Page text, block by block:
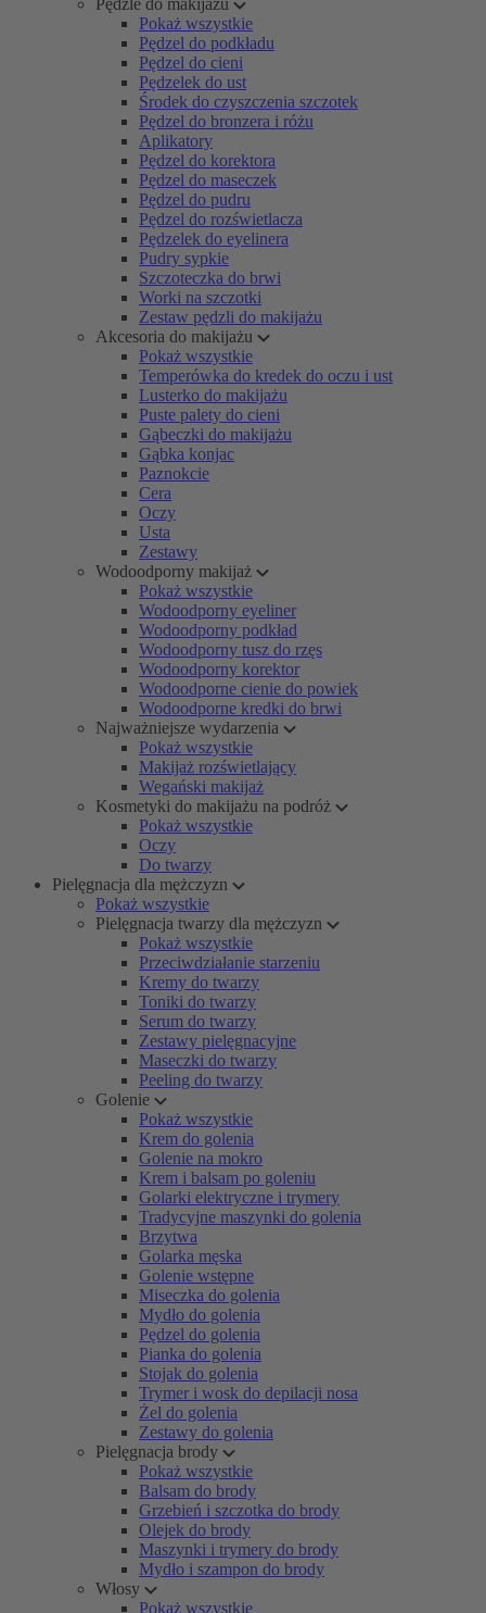
Pędzle do makijażu
Pokaż wszystkie
Pędzel do podkładu
Pędzel do cieni
Pędzelek do ust
Środek do czyszczenia szczotek
Pędzel do bronzera i różu
Aplikatory
Pędzel do korektora
Pędzel do maseczek
Pędzel do pudru
Pędzel do rozświetlacza
Pędzelek do eyelinera
Pudry sypkie
Szczoteczka do brwi
Worki na szczotki
Zestaw pędzli do makijażu
Akcesoria do makijażu
Pokaż wszystkie
Temperówka do kredek do oczu i ust
Lusterko do makijażu
Puste palety do cieni
Gąbeczki do makijażu
Gąbka konjac
Paznokcie
Cera
Oczy
Usta
Zestawy
Wodoodporny makijaż
Pokaż wszystkie
Wodoodporny eyeliner
Wodoodporny podkład
Wodoodporny tusz do rzęs
Wodoodporny korektor
Wodoodporne cienie do powiek
Wodoodporne kredki do brwi
Najważniejsze wydarzenia
Pokaż wszystkie
Makijaż rozświetlający
Wegański makijaż
Kosmetyki do makijażu na podróż
Pokaż wszystkie
Oczy
Do twarzy
Pielęgnacja dla mężczyzn
Pokaż wszystkie
Pielęgnacja twarzy dla mężczyzn
Pokaż wszystkie
Przeciwdziałanie starzeniu
Kremy do twarzy
Toniki do twarzy
Serum do twarzy
Zestawy pielęgnacyjne
Maseczki do twarzy
Peeling do twarzy
Golenie
Pokaż wszystkie
Krem do golenia
Golenie na mokro
Krem i balsam po goleniu
Golarki elektryczne i trymery
Tradycyjne maszynki do golenia
Brzytwa
Golarka męska
Golenie wstępne
Miseczka do golenia
Mydło do golenia
Pędzel do golenia
Pianka do golenia
Stojak do golenia
Trymer i wosk do depilacji nosa
Żel do golenia
Zestawy do golenia
Pielęgnacja brody
Pokaż wszystkie
Balsam do brody
Grzebień i szczotka do brody
Olejek do brody
Maszynki i trymery do brody
Mydło i szampon do brody
Włosy
Pokaż wszystkie